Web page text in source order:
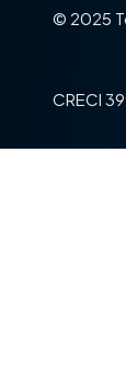
© 2025
CRECI